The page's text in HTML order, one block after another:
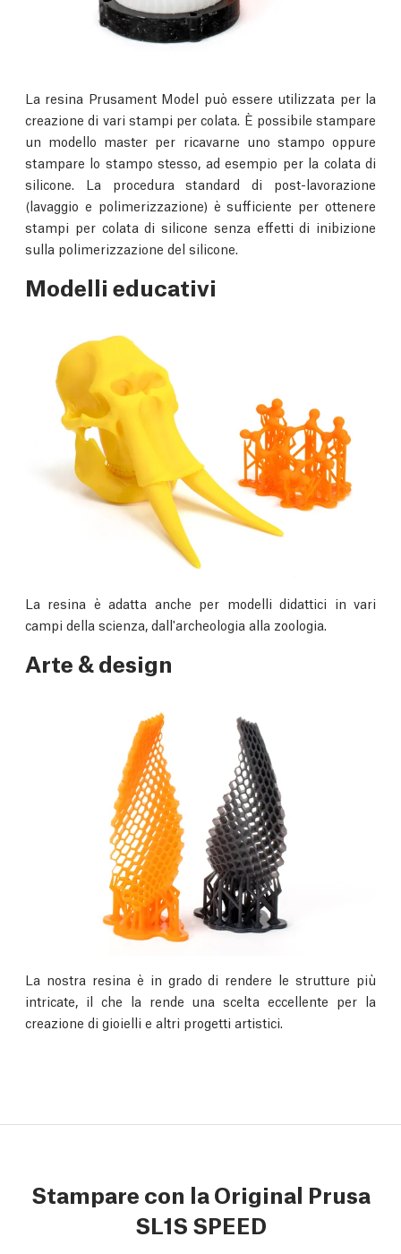
La resina Prusament Model può essere utilizzata per la
creazione di vari stampi per colata. È possibile stampare
un modello master per ricavarne uno stampo oppure
stampare lo stampo stesso, ad esempio per la colata di
silicone. La procedura standard di post-lavorazione
(lavaggio e polimerizzazione) è sufficiente per ottenere
stampi per colata di silicone senza effetti di inibizione
sulla polimerizzazione del silicone.
Modelli educativi
La resina è adatta anche per modelli didattici in vari
campi della scienza, dall'archeologia alla zoologia.
Arte & design
La nostra resina è in grado di rendere le strutture più
intricate, il che la rende una scelta eccellente per la
creazione di gioielli e altri progetti artistici.
Stampare con la Original Prusa
SL1S SPEED